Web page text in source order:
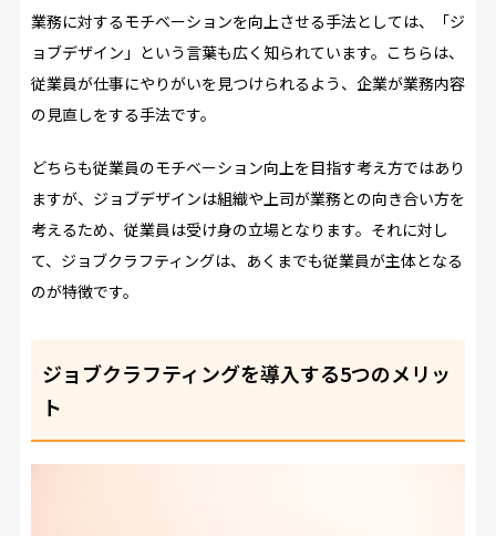
業務に対するモチベーションを向上させる手法としては、「ジ
ョブデザイン」という言葉も広く知られています。こちらは、
従業員が仕事にやりがいを見つけられるよう、企業が業務内容
の見直しをする手法です。
どちらも従業員のモチベーション向上を目指す考え方ではあり
ますが、ジョブデザインは組織や上司が業務との向き合い方を
考えるため、従業員は受け身の立場となります。それに対し
て、ジョブクラフティングは、あくまでも従業員が主体となる
のが特徴です。
ジョブクラフティングを導入する5つのメリッ
ト